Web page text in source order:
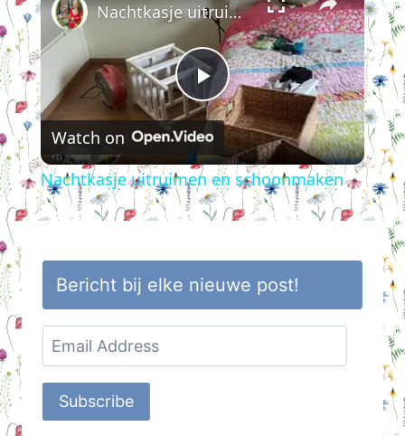
Play
Video
Nachtkasje uitruimen en schoonmaken
Watch on
Nachtkasje uitruimen en schoonmaken
Bericht bij elke nieuwe post!
Email
Address
Subscribe